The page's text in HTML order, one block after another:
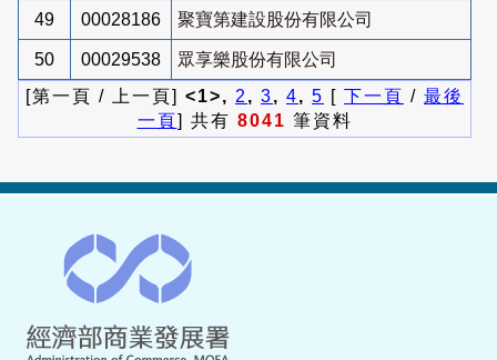
49 00028186 聚寶第建設股份有限公司
50 00029538
眾享樂股份有限公司
[第一頁 / 上一頁] <1>, 2 , 3, 4, 5 [ 下一頁 / 最後
一頁] 共有 8041 筆資料